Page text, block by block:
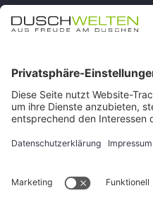
Impressum AGB